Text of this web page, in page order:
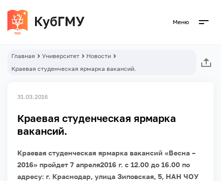
Меню
Главная Университет
Новости
Краевая студенческая ярмарка вакансий.
31.03.2016
Краевая студенческая ярмарка
вакансий.
Краевая студенческая ярмарка вакансий «Весна –
2016» пройдет 7 апреля2016 г. с 12.00 до 16.00 по
адресу: г. Краснодар, улица Зиповская, 5, НАН ЧОУ